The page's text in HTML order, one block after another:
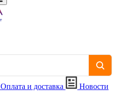
Оплата и доставка
Новости